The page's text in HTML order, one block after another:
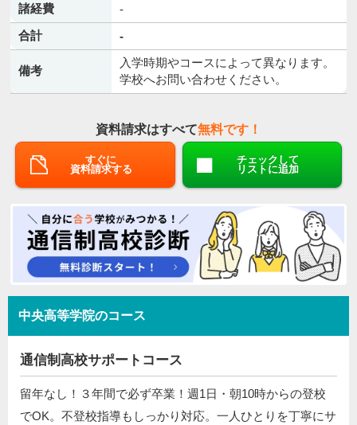
諸経費
-
合計
-
備考
入学時期やコースによって異なります。
学校へお問い合わせください。
資料請求はすべて無料です！
すぐに
資料請求する
チェックして
リストに追加
中央高等学院のコース
通信制高校サポートコース
留年なし！３年間で必ず卒業！週1日・朝10時からの登校
でOK。不登校指導もしっかり対応。一人ひとりを丁寧にサ